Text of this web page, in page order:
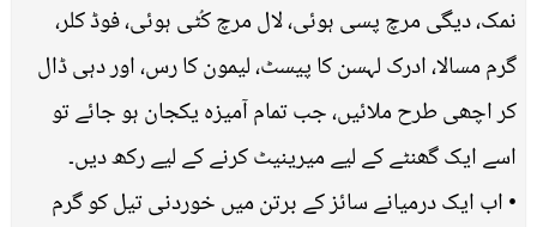
نمک، دیگی مرچ پسی ہوئی، لال مرچ کُٹی ہوئی، فوڈ کلر،
گرم مسالا، ادرک لہسن کا پیسٹ، لیمون کا رس، اور دہی ڈال
کر اچھی طرح ملائیں، جب تمام آمیزہ یکجان ہو جائے تو
اسے ایک گھنٹے کے لیے میرینیٹ کرنے کے لیے رکھ دیں۔
• اب ایک درمیانے سائز کے برتن میں خوردنی تیل کو گرم